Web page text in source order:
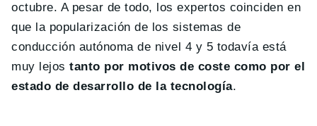
octubre. A pesar de todo, los expertos coinciden en
que la popularización de los sistemas de
conducción autónoma de nivel 4 y 5 todavía está
muy lejos tanto por motivos de coste como por el
estado de desarrollo de la tecnología.